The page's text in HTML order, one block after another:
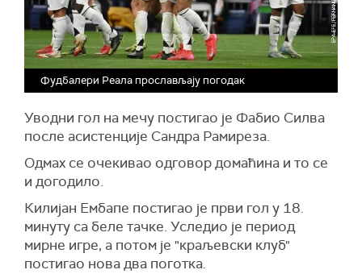
Фудбалери Реала прослављају погодак
Уводни гол на мечу постигао је Фабио Силва
после асистенције Сандра Рамиреза.
Одмах се очекивао одговор домаћина и то се
и догодило.
Килијан Ембапе постигао је први гол у 18.
минуту са беле тачке. Уследио је период
мирне игре, а потом је "краљевски клуб"
постигао нова два поготка.